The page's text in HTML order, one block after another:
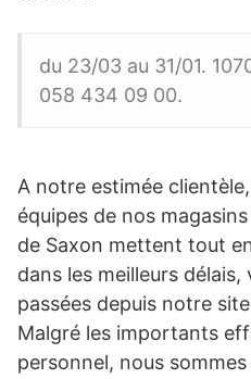
du 23/03 au 31/01.
058 434 09 00.
A notre estimée
équipes de nos magasins
de Saxon mettent tout
dans les meilleurs
passées depuis notre
Malgré les importants
personnel, nous